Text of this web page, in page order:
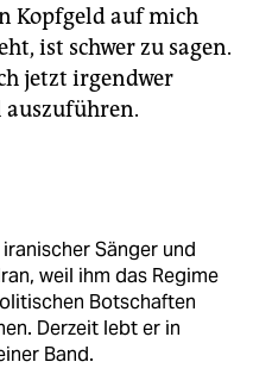
Kopfgeld auf mich
ist schwer zu sagen.
jetzt irgendwer
Sänger und
weil ihm das Regime
Botschaften
Derzeit lebt er in
Band.